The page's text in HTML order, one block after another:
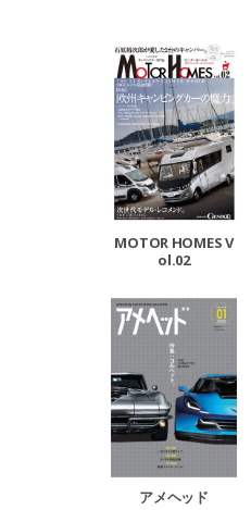
MOTOR HOMES V
ol.02
アメヘッド